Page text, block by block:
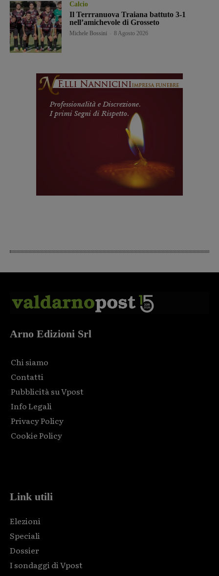
Calcio
Il Terrranuova Traiana battuto 3-1
nell’amichevole di Grosseto
Michele Bossini 8 Agosto 2026
Arno Edizioni Srl
Chi siamo
Contatti
Pubblicità su Vpost
Info Legali
Privacy Policy
Cookie Policy
Link utili
Elezioni
Speciali
Dossier
I sondaggi di Vpost